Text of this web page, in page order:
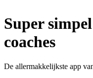
Super
coaches
De allermakkelijkste app